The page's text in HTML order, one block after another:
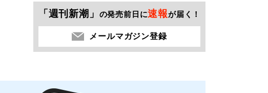
「週刊新潮」 の発売前日に速報が届く！
メールマガジン登録